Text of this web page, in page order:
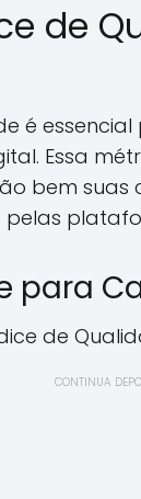
de
é
Essa
bem
pelas
para
de
CONTINUA